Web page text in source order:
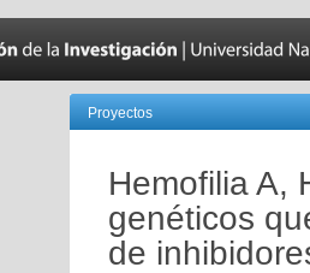
Proyectos
Hemofilia A,
genéticos
de